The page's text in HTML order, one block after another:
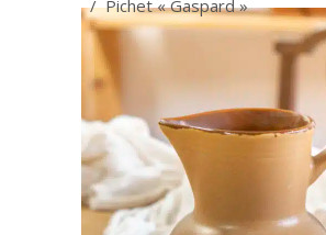
/Pichet « Gaspard »